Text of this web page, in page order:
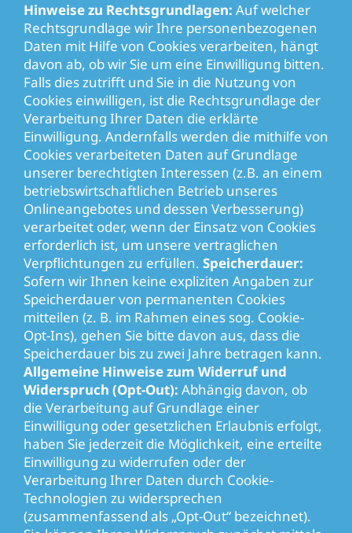
Hinweise zu Rechtsgrundlagen: Auf welcher
Rechtsgrundlage wir Ihre personenbezogenen
Daten mit Hilfe von Cookies verarbeiten, hängt
davon ab, ob wir Sie um eine Einwilligung bitten.
Falls dies zutrifft und Sie in die Nutzung von
Cookies einwilligen, ist die Rechtsgrundlage der
Verarbeitung Ihrer Daten die erklärte
Einwilligung. Andernfalls werden die mithilfe von
Cookies verarbeiteten Daten auf Grundlage
unserer berechtigten Interessen (z.B. an einem
betriebswirtschaftlichen Betrieb unseres
Onlineangebotes und dessen Verbesserung)
verarbeitet oder, wenn der Einsatz von Cookies
erforderlich ist, um unsere vertraglichen
Verpflichtungen zu erfüllen. Speicherdauer:
Sofern wir Ihnen keine expliziten Angaben zur
Speicherdauer von permanenten Cookies
mitteilen (z. B. im Rahmen eines sog. Cookie-
Opt-Ins), gehen Sie bitte davon aus, dass die
Speicherdauer bis zu zwei Jahre betragen kann.
Allgemeine Hinweise zum Widerruf und
Widerspruch (Opt-Out): Abhängig davon, ob
die Verarbeitung auf Grundlage einer
Einwilligung oder gesetzlichen Erlaubnis erfolgt,
haben Sie jederzeit die Möglichkeit, eine erteilte
Einwilligung zu widerrufen oder der
Verarbeitung Ihrer Daten durch Cookie-
Technologien zu widersprechen
(zusammenfassend als „Opt-Out“ bezeichnet).